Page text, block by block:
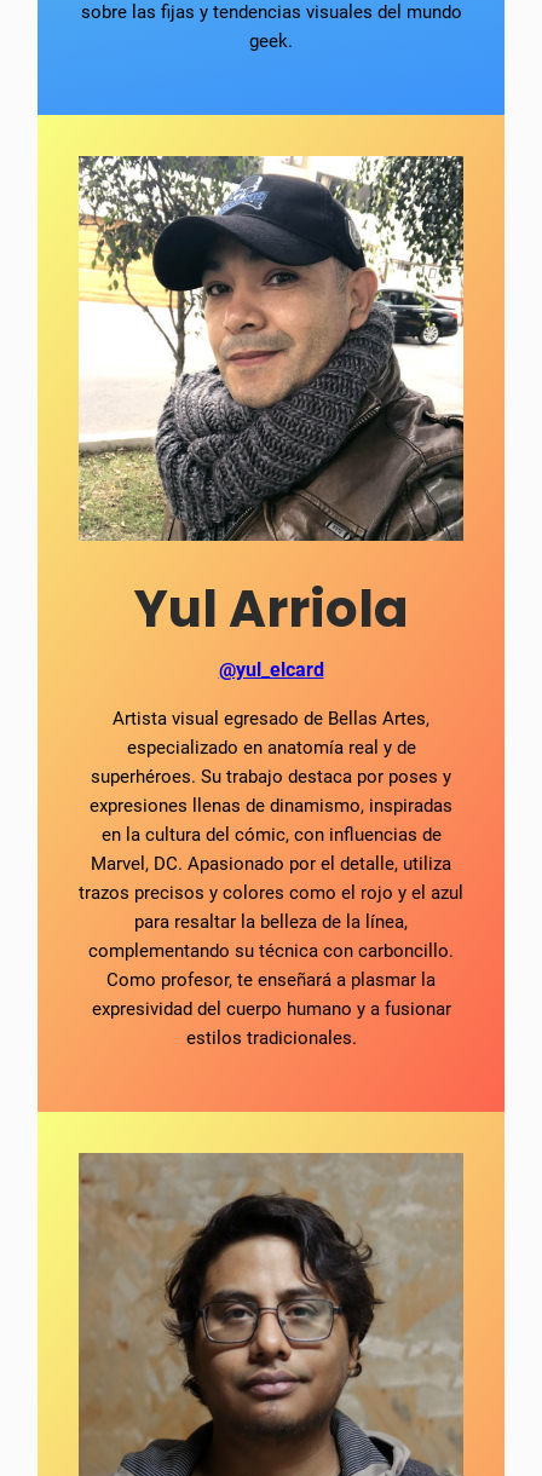
sobre las fijas y tendencias visuales del mundo
geek.
Yul Arriola
@yul_elcard
Artista visual egresado de Bellas Artes,
especializado en anatomía real y de
superhéroes. Su trabajo destaca por poses y
expresiones llenas de dinamismo, inspiradas
en la cultura del cómic, con influencias de
Marvel, DC. Apasionado por el detalle, utiliza
trazos precisos y colores como el rojo y el azul
para resaltar la belleza de la línea,
complementando su técnica con carboncillo.
Como profesor, te enseñará a plasmar la
expresividad del cuerpo humano y a fusionar
estilos tradicionales.